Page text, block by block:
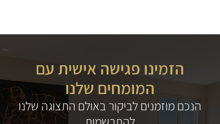
הזמינו פגישה אישית עם
המומחים שלנו
הנכם מוזמנים לביקור באולם התצוגה שלנו